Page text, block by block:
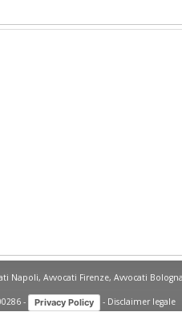
Napoli, Avvocati Firenze, Avvocati Bologna
- Privacy Policy - Disclaimer legale